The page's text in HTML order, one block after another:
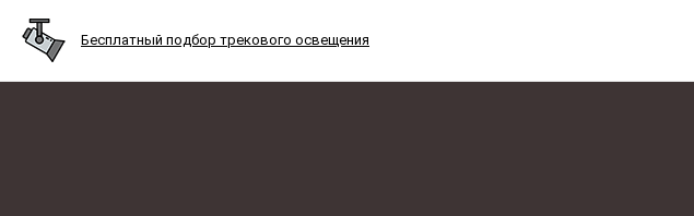
Бесплатный подбор трекового освещения